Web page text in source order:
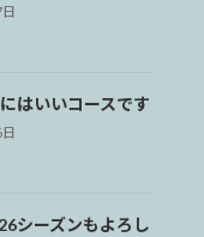
はいいコースです
シーズンもよろし